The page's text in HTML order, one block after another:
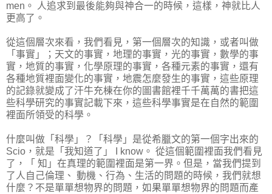
men。 人追求到最後能夠與神合一的時候，這樣，神就比人
更高了。
從這個層次來看，我們看見，第一個層次的知識，或者叫做
「事實」；天文的事實，地理的事實，光的事實，數學的事
實，地質的事實，化學原理的事實，各種元素的事實，還有
各種地質裡面變化的事實，地震怎麼發生的事實，這些原理
的記錄就變成了汗牛充棟在你的圖書館裡千千萬萬的書把這
些科學研究的事實記載下來，這些科學事實是在自然的範圍
裡面所領受的科學。
什麼叫做「科學」？「科學」是從希臘文的第一個字出來的
Scio，就是「我知道了」 I know。 從這個範圍裡面我們看見
了，「 知」在真理的範圍裡面是第一界。但是，當我們提到
了人自己倫理、 動機、行為、生活的問題的時候，我們就想
什麼？不是單單想物界的問題，如果單單想物界的問題而產